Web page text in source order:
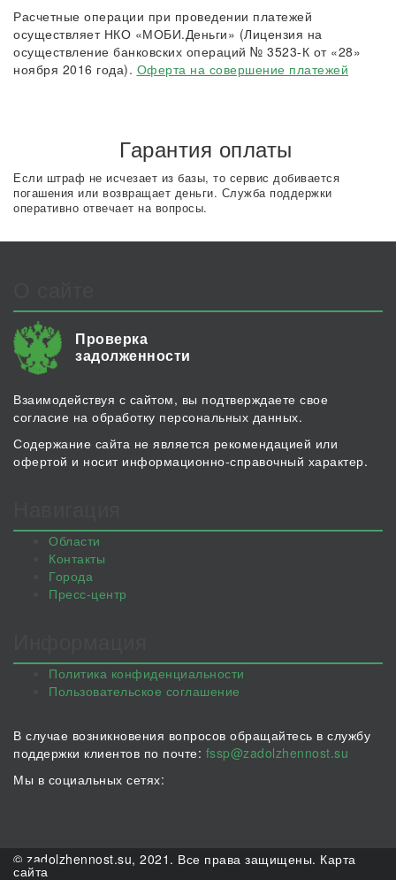
Расчетные операции при проведении платежей
осуществляет НКО «МОБИ.Деньги» (Лицензия на
осуществление банковских операций № 3523-К от «28»
ноября 2016 года). Оферта на совершение платежей
Гарантия оплаты
Если штраф не исчезает из базы, то сервис добивается
погашения или возвращает деньги. Служба поддержки
оперативно отвечает на вопросы.
Проверка
задолженности
Взаимодействуя с сайтом, вы подтверждаете свое
согласие на обработку персональных данных.
Содержание сайта не является рекомендацией или
офертой и носит информационно-справочный характер.
Области
Контакты
Города
Пресс-центр
Политика конфиденциальности
Пользовательское соглашение
В случае возникновения вопросов обращайтесь в службу
поддержки клиентов по почте: fssp@zadolzhennost.su
Мы в социальных сетях:
© zadolzhennost.su, 2021. Все права защищены. Карта
сайта